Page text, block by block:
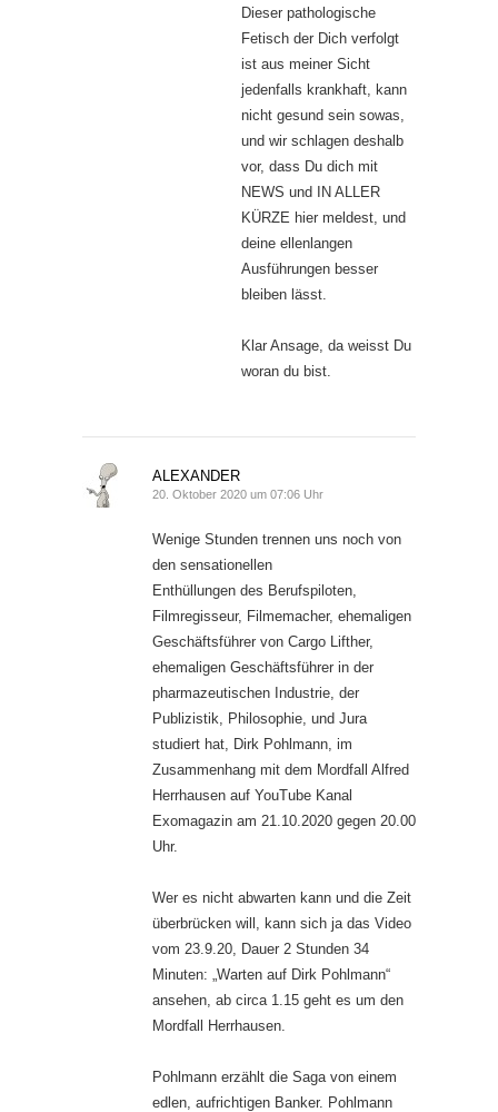
Dieser pathologische
Fetisch der Dich verfolgt
ist aus meiner Sicht
jedenfalls krankhaft, kann
nicht gesund sein sowas,
und wir schlagen deshalb
vor, dass Du dich mit
NEWS und IN ALLER
KÜRZE hier meldest, und
deine ellenlangen
Ausführungen besser
bleiben lässt.
Klar Ansage, da weisst Du
woran du bist.
ALEXANDER
20. Oktober 2020 um 07:06 Uhr
Wenige Stunden trennen uns noch von
den sensationellen
Enthüllungen des Berufspiloten,
Filmregisseur, Filmemacher, ehemaligen
Geschäftsführer von Cargo Lifther,
ehemaligen Geschäftsführer in der
pharmazeutischen Industrie, der
Publizistik, Philosophie, und Jura
studiert hat, Dirk Pohlmann, im
Zusammenhang mit dem Mordfall Alfred
Herrhausen auf YouTube Kanal
Exomagazin am 21.10.2020 gegen 20.00
Uhr.
Wer es nicht abwarten kann und die Zeit
überbrücken will, kann sich ja das Video
vom 23.9.20, Dauer 2 Stunden 34
Minuten: „Warten auf Dirk Pohlmann“
ansehen, ab circa 1.15 geht es um den
Mordfall Herrhausen.
Pohlmann erzählt die Saga von einem
edlen, aufrichtigen Banker. Pohlmann